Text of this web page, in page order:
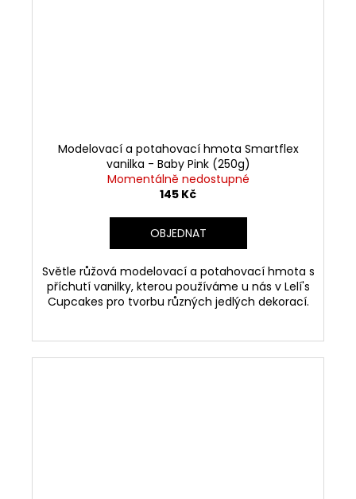
Modelovací a potahovací hmota Smartflex
vanilka - Baby Pink (250g)
Momentálně nedostupné
145 Kč
OBJEDNAT
Světle růžová modelovací a potahovací hmota s
příchutí vanilky, kterou používáme u nás v Lelí's
Cupcakes pro tvorbu různých jedlých dekorací.